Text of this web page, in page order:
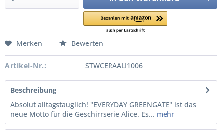
Merken Bewerten
Artikel-Nr.: STWCERAALI1006
Beschreibung
Absolut alltagstauglich! "EVERYDAY GREENGATE" ist das
neue Motto für die Geschirrserie Alice. Es... mehr